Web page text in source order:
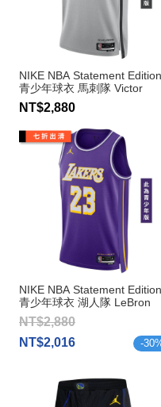
NIKE NBA Statement Edition
青少年球衣 馬刺隊 Victor
Wembanyama
NT$2,880
NIKE NBA Statement Edition
青少年球衣 湖人隊 LeBron
James
NT$2,880
NT$2,016
-30